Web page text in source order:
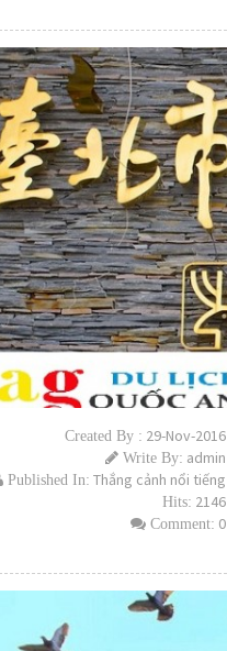
Created By : 29-Nov-2016
Write By: admin
Published In: Thắng cảnh nổi tiếng
Hits: 2146
Comment: 0